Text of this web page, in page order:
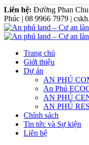
Liên hệ: Đường Phan
Phúc | 08 9966 7979 |
Trang chủ
Giới thiệu
Dự án
AN PHÚ
An Phú
AN PHÚ
AN PHÚ
Chính sách
Tin tức và Sự kiện
Liên hệ